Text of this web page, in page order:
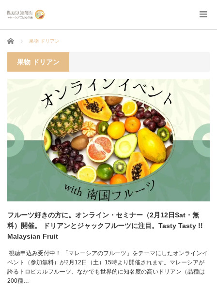
ホーム 果物 ドリアン
果物 ドリアン
フルーツ好きの方に。オンライン・セミナー（2月12日Sat・無
料）開催。 ドリアンとジャックフルーツに注目。Tasty Tasty !!
Malaysian Fruit
視聴申込み受付中！ 「マレーシアのフルーツ」をテーマにしたオンラインイ
ベント（参加無料）が2月12日（土）15時より開催されます。マレーシアが
誇るトロピカルフルーツ、なかでも世界的に知名度の高いドリアン（品種は
200種…